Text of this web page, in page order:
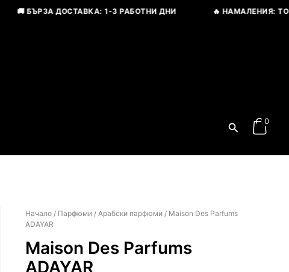
Search0
Начало / Парфюми / Арабски парфюми / Maison Des Parfums
ADAYAR
Maison Des Parfums
ADAYAR
🚚 БЪРЗА ДОСТАВКА: 1-3 РАБОТНИ ДНИ 🔥 НАМАЛЕНИЯ: ТОП